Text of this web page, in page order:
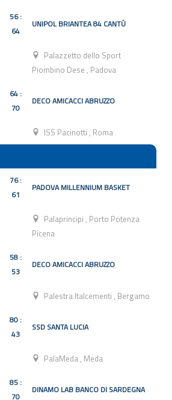
56 :
64
UNIPOL BRIANTEA 84 CANTÙ
Palazzetto dello Sport
Piombino Dese , Padova
64 :
70
DECO AMICACCI ABRUZZO
ISS Pacinotti, Roma
76 :
61
PADOVA MILLENNIUM BASKET
Palaprincipi, Porto Potenza
Picena
58 :
53
DECO AMICACCI ABRUZZO
Palestra Italcementi, Bergamo
80 :
43
SSD SANTA LUCIA
PalaMeda, Meda
85 :
70
DINAMO LAB BANCO DI SARDEGNA